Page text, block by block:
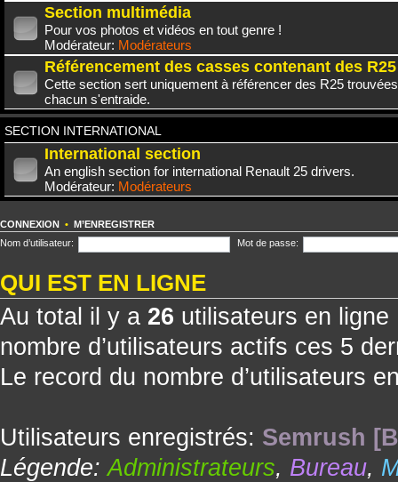
Section multimédia
Pour vos photos et vidéos en tout genre !
Modérateur: Modérateurs
Référencement des casses contenant des R25
Cette section sert uniquement à référencer des R25
chacun s'entraide.
SECTION INTERNATIONAL
International section
An english section for international Renault 25 drivers.
Modérateur: Modérateurs
CONNEXION • M’ENREGISTRER
Nom d’utilisateur:
Mot de passe:
QUI EST EN LIGNE
Au total il y a 26 utilisateurs en
nombre d’utilisateurs actifs ces 5
Le record du nombre d’utilisateurs
Utilisateurs enregistrés: Semrush
Légende:Administrateurs, Bureau,